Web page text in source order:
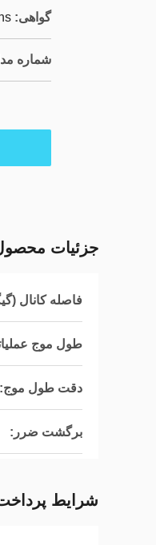
گواهی:
شماره
جزئیات
فاصله کانال
طول موج
دقت طول موج:
برگشت ضرر:
شرایط